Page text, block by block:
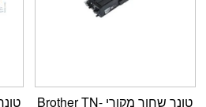
טונר שחור מקורי Brother TN-